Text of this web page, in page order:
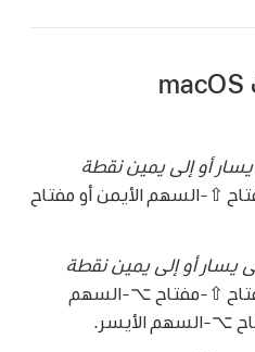
استخدام اختصارات macOS
يسار أو إلى يمين نقطة
⇧-السهم الأيمن أو مفتاح
يسار أو إلى يمين نقطة
⇧-مفتاح ⌥-السهم
⌥-السهم الأيسر.